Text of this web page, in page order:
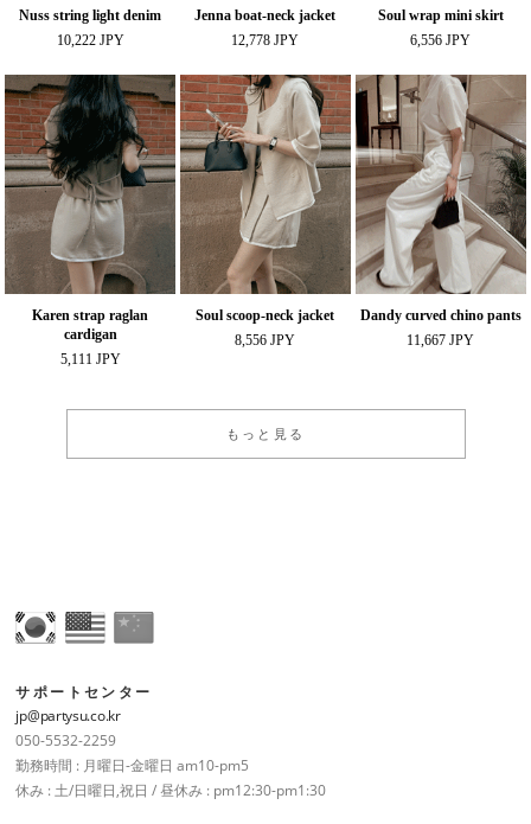
Nuss string light denim
10,222 JPY
Jenna boat-neck jacket
12,778 JPY
Soul wrap mini skirt
6,556 JPY
Karen strap raglan
cardigan
5,111 JPY
Soul scoop-neck jacket
8,556 JPY
Dandy curved chino pants
11,667 JPY
もっと見る
サポートセンター
jp@partysu.co.kr
050-5532-2259
勤務時間 : 月曜日-金曜日 am10-pm5
休み : 土/日曜日,祝日 / 昼休み : pm12:30-pm1:30